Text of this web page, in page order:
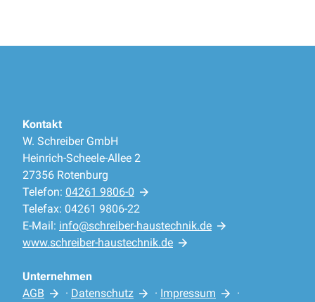
Kontakt
W. Schreiber GmbH
Heinrich-Scheele-Allee 2
27356 Rotenburg
Telefon: 04261 9806-0
Telefax: 04261 9806-22
E-Mail: info@schreiber-haustechnik.de
www.schreiber-haustechnik.de
Unternehmen
AGB
· Datenschutz · Impressum
·